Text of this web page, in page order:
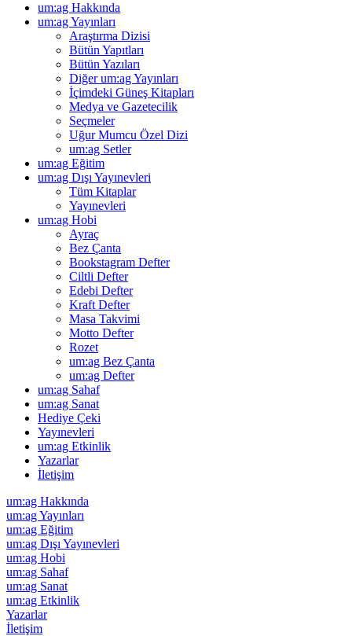
um:ag Hakkında
um:ag Yayınları
Araştırma Dizisi
Bütün Yapıtları
Bütün Yazıları
Diğer um:ag Yayınları
İçimdeki Güneş Kitapları
Medya ve Gazetecilik
Seçmeler
Uğur Mumcu Özel Dizi
um:ag Setler
um:ag Eğitim
um:ag Dışı Yayınevleri
Tüm Kitaplar
Yayınevleri
um:ag Hobi
Ayraç
Bez Çanta
Bookstagram Defter
Ciltli Defter
Edebi Defter
Kraft Defter
Masa Takvimi
Motto Defter
Rozet
um:ag Bez Çanta
um:ag Defter
um:ag Sahaf
um:ag Sanat
Hediye Çeki
Yayınevleri
um:ag Etkinlik
Yazarlar
İletişim
um:ag Hakkında
um:ag Yayınları
um:ag Eğitim
um:ag Dışı Yayınevleri
um:ag Hobi
um:ag Sahaf
um:ag Sanat
um:ag Etkinlik
Yazarlar
İletişim